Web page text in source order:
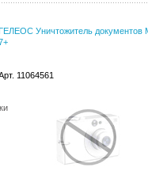
ГЕЛЕОС Уничтожитель документов
11064561